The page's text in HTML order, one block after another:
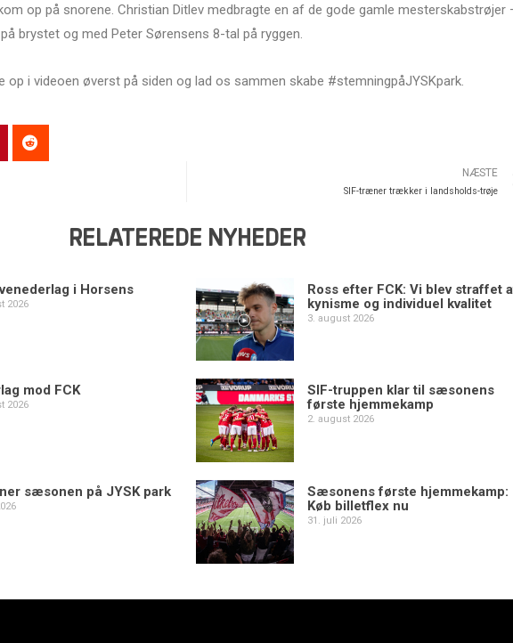
op på snorene. Christian Ditlev medbragte en af de gode gamle mesterskabstrøjer
brystet og med Peter Sørensens 8-tal på ryggen.
op i videoen øverst på siden og lad os sammen skabe #stemningpåJYSKpark.
NÆSTE
SIF-træner trækker i landsholds-trøje
RELATEREDE NYHEDER
i Horsens
2026
Ross efter FCK: Vi blev straffet
kynisme og individuel kvalitet
3. august 2026
mod FCK
2026
SIF-truppen klar til sæsonens
første hjemmekamp
2. august 2026
sæsonen på JYSK park
Sæsonens første hjemmekamp:
Køb billetflex nu
31. juli 2026